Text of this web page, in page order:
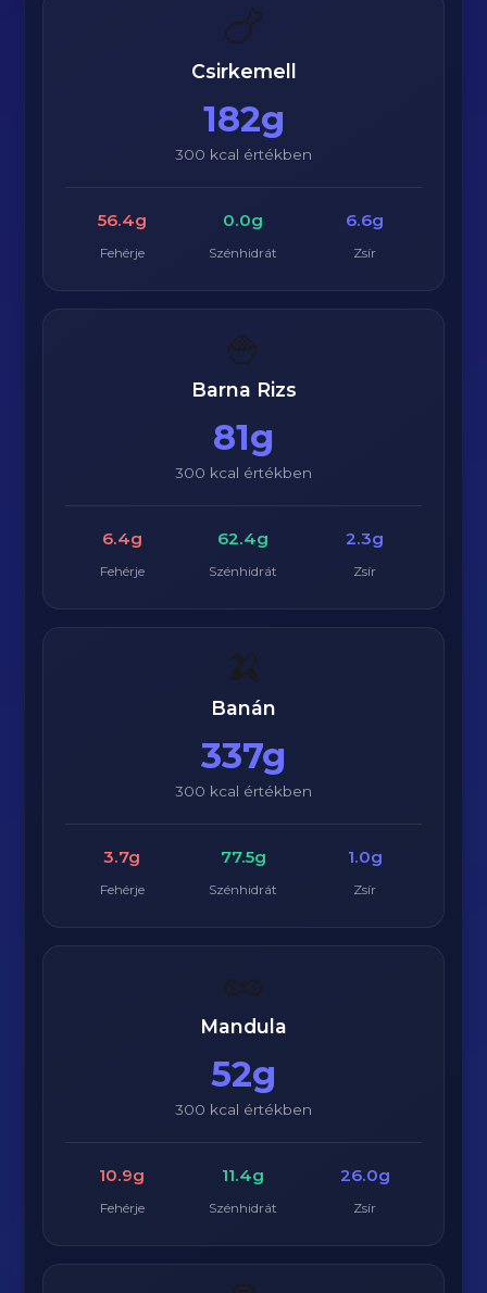
🍗
Csirkemell
182g
300 kcal értékben
56.4g
Fehérje
0.0g
Szénhidrát
6.6g
Zsír
🍚
Barna Rizs
81g
300 kcal értékben
6.4g
Fehérje
62.4g
Szénhidrát
2.3g
Zsír
🍌
Banán
337g
300 kcal értékben
3.7g
Fehérje
77.5g
Szénhidrát
1.0g
Zsír
🥜
Mandula
52g
300 kcal értékben
10.9g
Fehérje
11.4g
Szénhidrát
26.0g
Zsír